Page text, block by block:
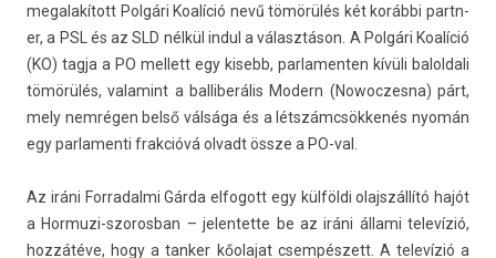
megalakított Polgári Koalíció nevű tömörülés két korábbi partn­
er, a PSL és az SLD nélkül indul a választáson. A Polgári Koalíció
(KO) tagja a PO mel­lett egy kisebb, par­lament­en kívüli balol­dali
tömörülés, valamint a bal­liberális Modern (Nowoc­zesna) párt,
mely nemrégen belső válsága és a létszámcsökkenés nyomán
egy par­lamen­ti frak­cióvá ol­vadt össze a PO-val.
Az iráni For­radal­mi Gárda el­fogott egy külföldi olajszál­lító hajót
a Hormuzi-szorosban – jelen­tette be az iráni állami televízió,
hozzátéve, hogy a tank­er kőolajat csempészett. A televízió a